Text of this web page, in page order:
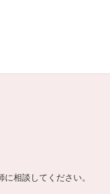
相談してください。